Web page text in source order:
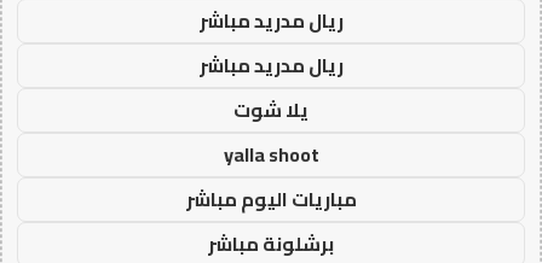
ريال مدريد مباشر
ريال مدريد مباشر
يلا شوت
yalla shoot
مباريات اليوم مباشر
برشلونة مباشر